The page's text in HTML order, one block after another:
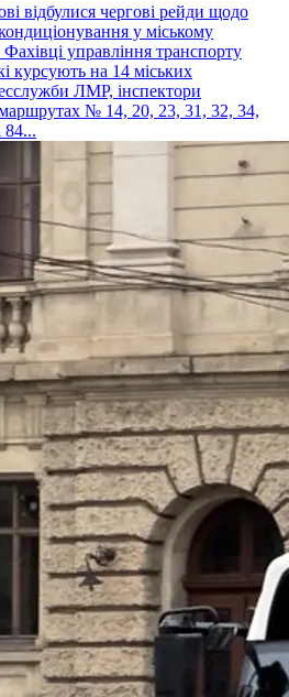
відбулися чергові рейди щодо
у міському
управління транспорту
курсують на 14 міських
ЛМР, інспектори
№ 14, 20, 23, 31, 32, 34,
84...